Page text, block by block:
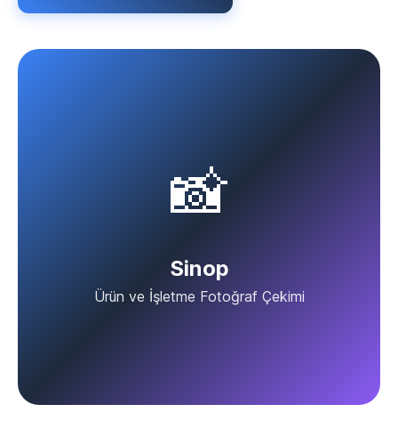
📸
Sinop
Ürün ve İşletme Fotoğraf Çekimi